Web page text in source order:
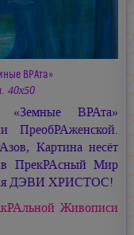
ВРАта»
40х50
«Земные ВРАта»
ПреобРАженской.
Картина несёт
ПрекРАсный Мир
ДЭВИ ХРИСТОС!
Живописи